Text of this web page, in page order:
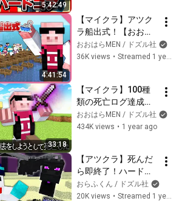
5:42:49
4:41:54
【マイクラ】アツク
ラ船出式！【おおは
らMEN視点】
おおはらMEN / ドズル社
36K views • Streamed 1 year ago
33:18
【マイクラ】100種
類の死亡ログ達成す
るまで終われませ
ん！
おおはらMEN / ドズル社
434K views • 1 year ago
【アツクラ】死んだ
ら即終了！ハードコ
アエンドラ討伐【お
らふくん視点】
おらふくん / ドズル社
20K views • Streamed 1 year ago